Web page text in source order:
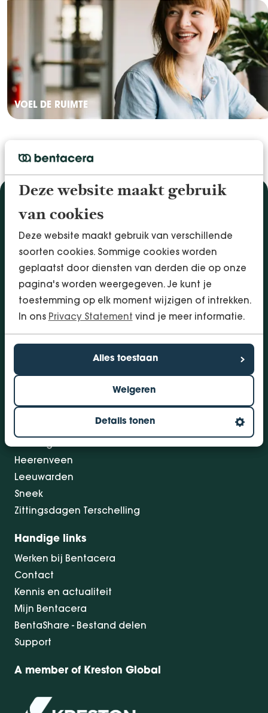
Deze website maakt gebruik
van cookies
Deze website maakt gebruik van verschillende
soorten cookies. Sommige cookies worden
geplaatst door diensten van derden die op onze
pagina's worden weergegeven. Je kunt je
toestemming op elk moment wijzigen of intrekken.
In ons Privacy Statement vind je meer informatie.
Alles toestaan
Weigeren
Details tonen
VOEL DE RUIMTE
Arbo & Verzuim
Bedrijfsadvies
Belastingadvies
Financieringen
Personeel
Vestigingen
Dokkum
Heerenveen
Leeuwarden
Sneek
Zittingsdagen Terschelling
Handige links
Werken bij Bentacera
Contact
Kennis en actualiteit
Mijn Bentacera
BentaShare - Bestand delen
Support
A member of Kreston Global